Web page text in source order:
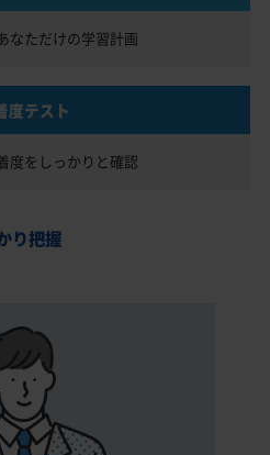
なただけの学習計画
度テスト
度を しっかりと確認
り把握